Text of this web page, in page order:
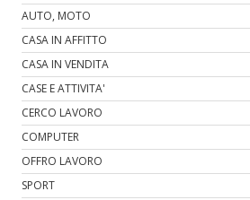
AUTO, MOTO
CASA IN AFFITTO
CASA IN VENDITA
CASE E ATTIVITA'
CERCO LAVORO
COMPUTER
OFFRO LAVORO
SPORT